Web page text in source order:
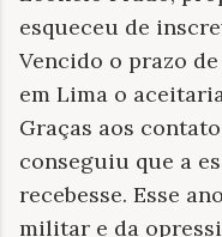
esqueceu de
Vencido o prazo
em Lima o
Graças aos
conseguiu que a
recebesse. Esse
militar e da